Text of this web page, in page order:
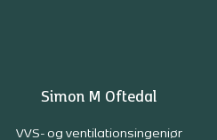
Simon M Oftedal
VVS- og ventilationsingeniør